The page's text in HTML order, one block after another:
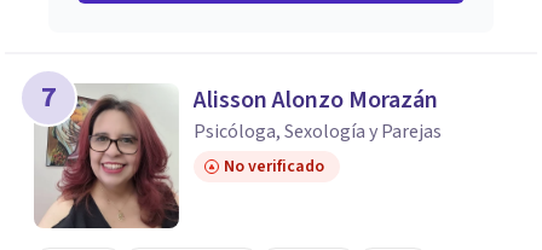
7 Alisson Alonzo Morazán
Psicóloga, Sexología y Parejas
No verificado